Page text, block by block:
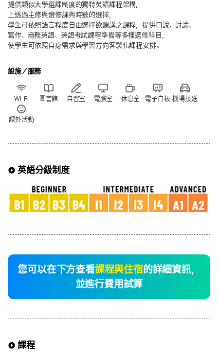
提供類似大學選課制度的獨特英語課程架構，
上透過主修與選修課與時數的選擇，
學生可依照語言程度自由選擇欲聽講之課程，提供口說、討論、
寫作、商務英語、英語考試課程準備等多樣選修科目，
使學生可依照自身需求與學習方向客製化課程安排。
設施／服務
Wi-Fi 圖書館 自習室 電腦室 休息室 電子白板 機場接送
課外活動
英語分級制度
您可以在下方查看課程與住宿的詳細資訊，
並進行費用試算
課程